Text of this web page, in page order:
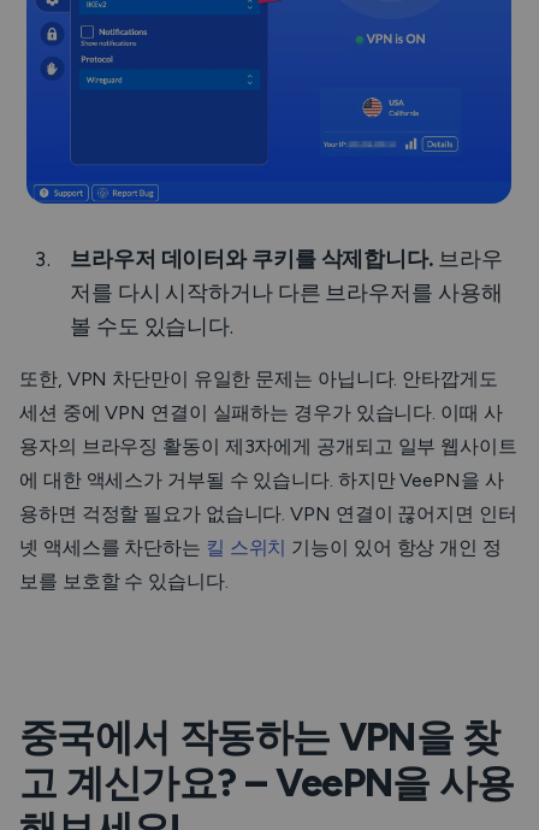
브라우저 데이터와 쿠키를 삭제합니다. 브라우
저를 다시 시작하거나 다른 브라우저를 사용해
볼 수도 있습니다.
또한, VPN 차단만이 유일한 문제는 아닙니다. 안타깝게도
세션 중에 VPN 연결이 실패하는 경우가 있습니다. 이때 사
용자의 브라우징 활동이 제3자에게 공개되고 일부 웹사이트
에 대한 액세스가 거부될 수 있습니다. 하지만 VeePN을 사
용하면 걱정할 필요가 없습니다. VPN 연결이 끊어지면 인터
넷 액세스를 차단하는 킬 스위치 기능이 있어 항상 개인 정
보를 보호할 수 있습니다.
중국에서 작동하는 VPN을 찾
고 계신가요? – VeePN을 사용